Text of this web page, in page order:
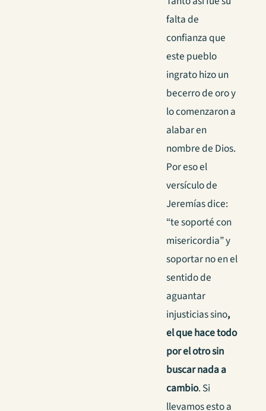
falta de
confianza que
este pueblo
ingrato hizo un
becerro de oro y
lo comenzaron a
alabar en
nombre de Dios.
Por eso el
versículo de
Jeremías dice:
“te soporté con
misericordia” y
soportar no en el
sentido de
aguantar
injusticias sino,
el que hace todo
por el otro sin
buscar nada a
cambio. Si
llevamos esto a